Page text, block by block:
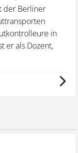
der Berliner
in
er als Dozent,